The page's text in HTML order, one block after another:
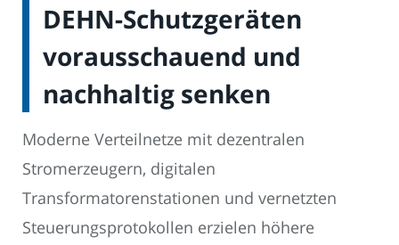
DEHN-Schutzgeräten
vorausschauend und
nachhaltig senken
Moderne Verteilnetze mit dezentralen
Stromerzeugern, digitalen
Transformatorenstationen und vernetzten
Steuerungsprotokollen erzielen höhere